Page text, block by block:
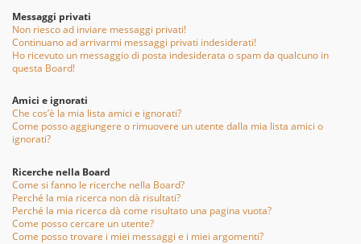
Messaggi privati
Non riesco ad inviare messaggi privati!
Continuano ad arrivarmi messaggi privati indesiderati!
Ho ricevuto un messaggio di posta indesiderata o spam da qualcuno in
questa Board!
Amici e ignorati
Che cos’è la mia lista amici e ignorati?
Come posso aggiungere o rimuovere un utente dalla mia lista amici o
ignorati?
Ricerche nella Board
Come si fanno le ricerche nella Board?
Perché la mia ricerca non dà risultati?
Perché la mia ricerca dà come risultato una pagina vuota?
Come posso cercare un utente?
Come posso trovare i miei messaggi e i miei argomenti?